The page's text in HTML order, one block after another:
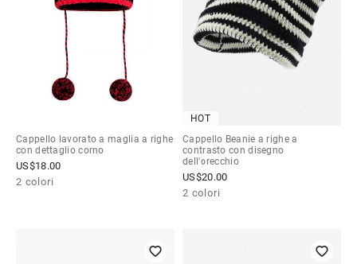
Cappello lavorato a maglia a righe
con dettaglio corno
US$18.00
2 colori
HOT
Cappello Beanie a righe a
contrasto con disegno
dell'orecchio
US$20.00
2 colori